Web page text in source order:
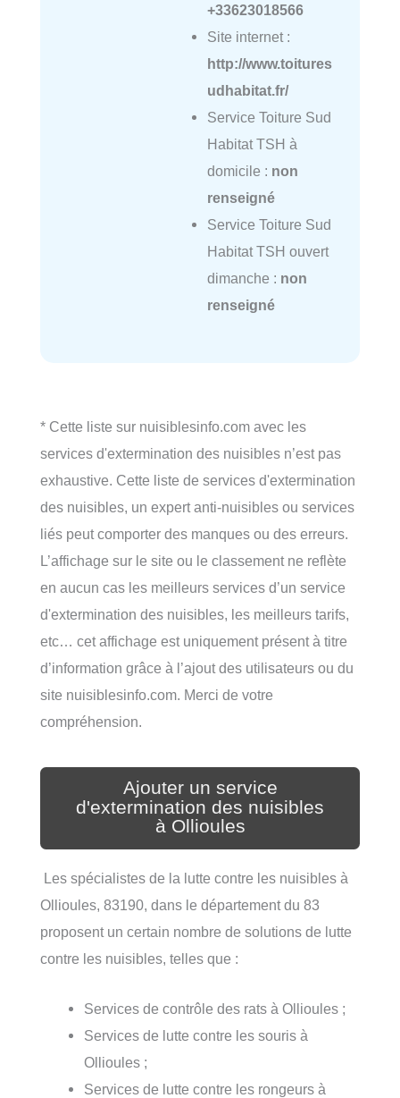
+33623018566
Site internet :
http://www.toitures
udhabitat.fr/
Service Toiture Sud
Habitat TSH à
domicile : non
renseigné
Service Toiture Sud
Habitat TSH ouvert
dimanche : non
renseigné
* Cette liste sur nuisiblesinfo.com avec les
services d'extermination des nuisibles n’est pas
exhaustive. Cette liste de services d'extermination
des nuisibles, un expert anti-nuisibles ou services
liés peut comporter des manques ou des erreurs.
L’affichage sur le site ou le classement ne reflète
en aucun cas les meilleurs services d’un service
d'extermination des nuisibles, les meilleurs tarifs,
etc… cet affichage est uniquement présent à titre
d’information grâce à l’ajout des utilisateurs ou du
site nuisiblesinfo.com. Merci de votre
compréhension.
Ajouter un service
d'extermination des nuisibles
à Ollioules
Les spécialistes de la lutte contre les nuisibles à
Ollioules, 83190, dans le département du 83
proposent un certain nombre de solutions de lutte
contre les nuisibles, telles que :
Services de contrôle des rats à Ollioules ;
Services de lutte contre les souris à
Ollioules ;
Services de lutte contre les rongeurs à